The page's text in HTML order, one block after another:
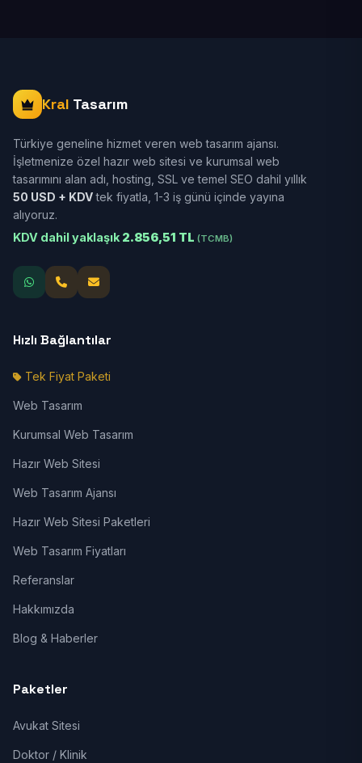
Kral Tasarım
Türkiye geneline hizmet veren web tasarım ajansı.
İşletmenize özel hazır web sitesi ve kurumsal web
tasarımını alan adı, hosting, SSL ve temel SEO dahil yıllık
50 USD + KDVtek fiyatla, 1-3 iş günü içinde yayına
alıyoruz.
KDV dahil yaklaşık 2.856,51 TL (TCMB)
Hızlı Bağlantılar
Tek Fiyat Paketi
Web Tasarım
Kurumsal Web Tasarım
Hazır Web Sitesi
Web Tasarım Ajansı
Hazır Web Sitesi Paketleri
Web Tasarım Fiyatları
Referanslar
Hakkımızda
Blog & Haberler
Paketler
Avukat Sitesi
Doktor / Klinik